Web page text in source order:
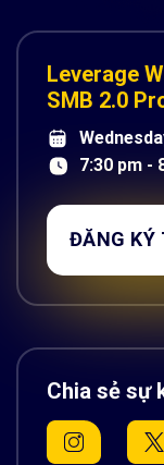
Leverage
SMB 2.0
7:30 pm -
ĐĂNG KÝ
Chia sẻ sự